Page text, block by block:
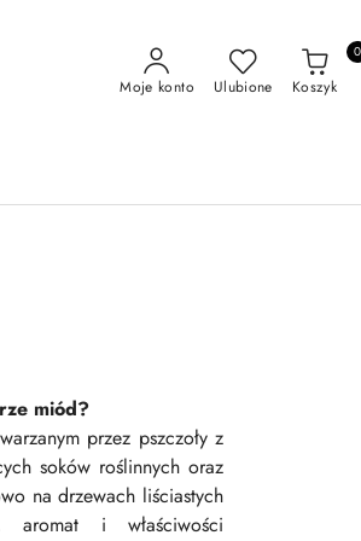
Moje konto Ulubione Koszyk
0
miód?
przez pszczoły z
soków roślinnych oraz
na drzewach liściastych
aromat i właściwości